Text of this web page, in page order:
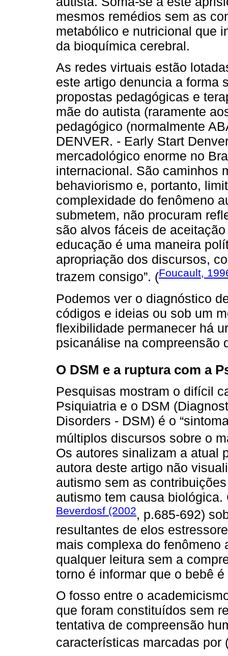
mesmos remédios sem as
metabólico e nutricional que
da bioquímica cerebral.
As redes virtuais estão
este artigo denuncia a forma
propostas pedagógicas e
mãe do autista (raramente
pedagógico (normalmente
DENVER. - Early Start
mercadológico enorme no
internacional. São caminhos
behaviorismo e, portanto,
complexidade do fenômeno
submetem, não procuram
são alvos fáceis de
educação é uma maneira
apropriação dos discursos,
trazem consigo”. (Foucault,
Podemos ver o diagnóstico
códigos e ideias ou sob um
flexibilidade permanecer há
psicanálise na compreensão
O DSM e a ruptura com a
Pesquisas mostram o difícil
Psiquiatria e o DSM
Disorders - DSM) é o
múltiplos discursos sobre o
Os autores sinalizam a atual
autora deste artigo não
autismo sem as
autismo tem causa
Beverdosf (2002, p.685-692)
resultantes de elos
mais complexa do fenômeno
qualquer leitura sem a
torno é informar que o bebê
O fosso entre o
que foram constituídos sem
tentativa de compreensão
características marcadas por